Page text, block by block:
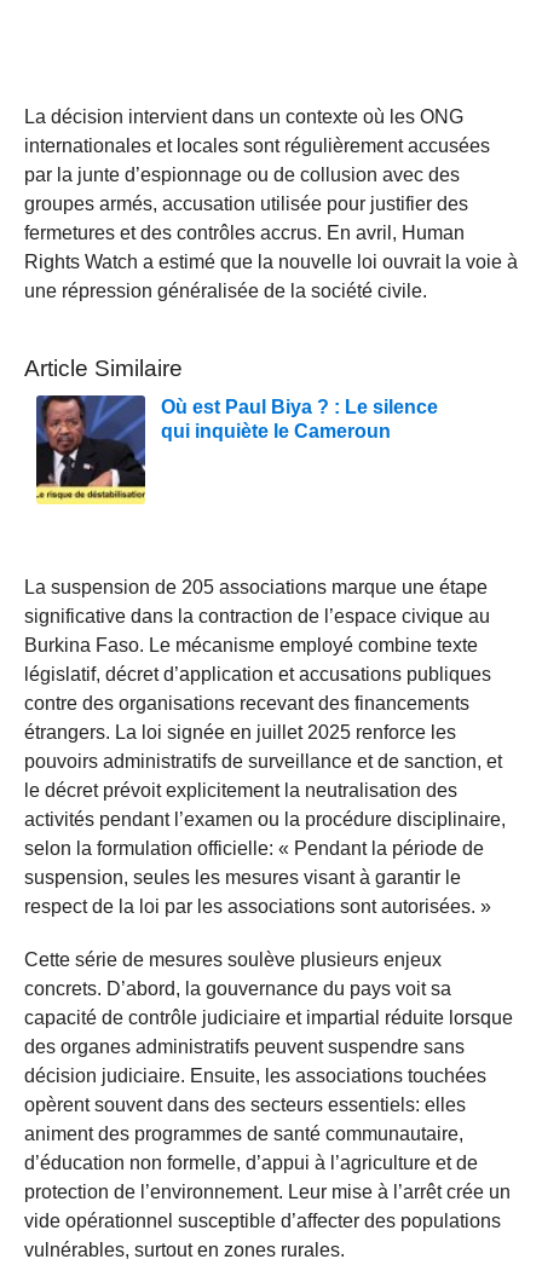
La décision intervient dans un contexte où les ONG
internationales et locales sont régulièrement accusées
par la junte d’espionnage ou de collusion avec des
groupes armés, accusation utilisée pour justifier des
fermetures et des contrôles accrus. En avril, Human
Rights Watch a estimé que la nouvelle loi ouvrait la voie à
une répression généralisée de la société civile.
Article Similaire
Où est Paul Biya ? : Le silence
qui inquiète le Cameroun
La suspension de 205 associations marque une étape
significative dans la contraction de l’espace civique au
Burkina Faso. Le mécanisme employé combine texte
législatif, décret d’application et accusations publiques
contre des organisations recevant des financements
étrangers. La loi signée en juillet 2025 renforce les
pouvoirs administratifs de surveillance et de sanction, et
le décret prévoit explicitement la neutralisation des
activités pendant l’examen ou la procédure disciplinaire,
selon la formulation officielle: « Pendant la période de
suspension, seules les mesures visant à garantir le
respect de la loi par les associations sont autorisées. »
Cette série de mesures soulève plusieurs enjeux
concrets. D’abord, la gouvernance du pays voit sa
capacité de contrôle judiciaire et impartial réduite lorsque
des organes administratifs peuvent suspendre sans
décision judiciaire. Ensuite, les associations touchées
opèrent souvent dans des secteurs essentiels: elles
animent des programmes de santé communautaire,
d’éducation non formelle, d’appui à l’agriculture et de
protection de l’environnement. Leur mise à l’arrêt crée un
vide opérationnel susceptible d’affecter des populations
vulnérables, surtout en zones rurales.